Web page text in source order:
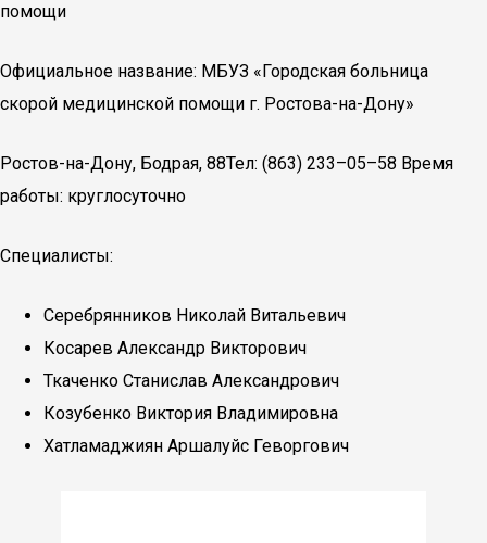
помощи
Официальное название: МБУЗ «Городская больница
скорой медицинской помощи г. Ростова-на-Дону»
Ростов-на-Дону, Бодрая, 88Тел: (863) 233–05–58 Время
работы: круглосуточно
Специалисты:
Серебрянников Николай Витальевич
Косарев Александр Викторович
Ткаченко Станислав Александрович
Козубенко Виктория Владимировна
Хатламаджиян Аршалуйс Геворгович